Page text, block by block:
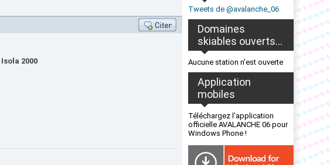
Isola 2000
Tweets de @avalanche_06
Domaines
skiables ouverts...
Aucune station n'est ouverte
Application
mobiles
Téléchargez l'application
officielle AVALANCHE 06 pour
Windows Phone !